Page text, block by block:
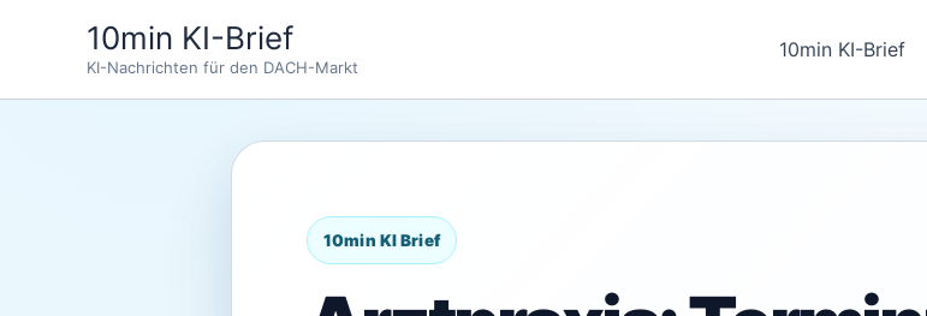
10min KI-Brief
KI-Nachrichten für den DACH-Markt
10min KI-Brief